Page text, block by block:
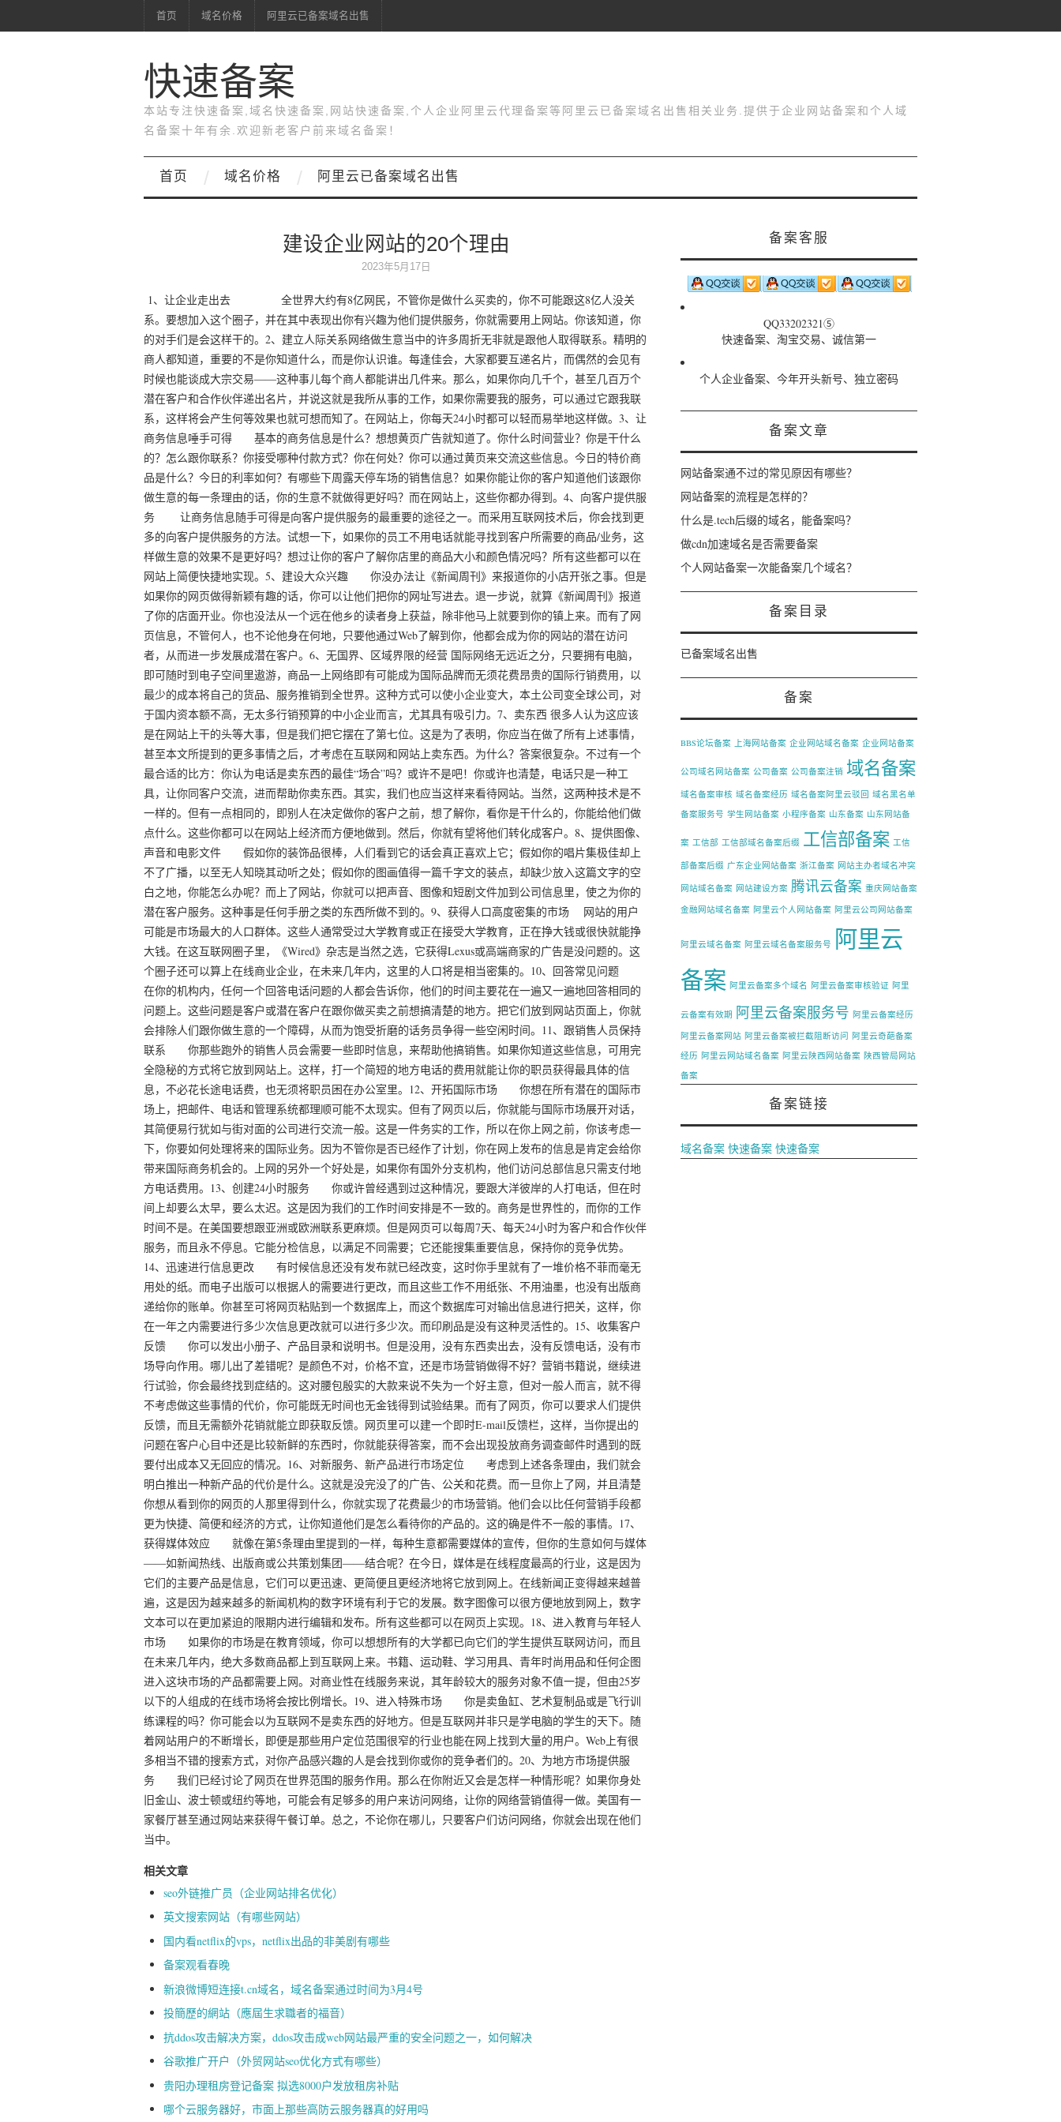
首页 域名价格 阿里云已备案域名出售
快速备案
本站专注快速备案,域名快速备案,网站快速备案,个人企业阿里云代理备案等阿里云已备案域名出售相关业务.提供于企业网站备案和个人域
名备案十年有余.欢迎新老客户前来域名备案！
首页 域名价格 阿里云已备案域名出售
建设企业网站的20个理由
2023年5月17日
1、让企业走出去 全世界大约有8亿网民，不管你是做什么买卖的，你不可能跟这8亿人没关
系。要想加入这个圈子，并在其中表现出你有兴趣为他们提供服务，你就需要用上网站。你该知道，你
的对手们是会这样干的。2、建立人际关系网络做生意当中的许多周折无非就是跟他人取得联系。精明的
商人都知道，重要的不是你知道什么，而是你认识谁。每逢佳会，大家都要互递名片，而偶然的会见有
时候也能谈成大宗交易――这种事儿每个商人都能讲出几件来。那么，如果你向几千个，甚至几百万个
潜在客户和合作伙伴递出名片，并说这就是我所从事的工作，如果你需要我的服务，可以通过它跟我联
系，这样将会产生何等效果也就可想而知了。在网站上，你每天24小时都可以轻而易举地这样做。3、让
商务信息唾手可得 基本的商务信息是什么？想想黄页广告就知道了。你什么时间营业？你是干什么
的？怎么跟你联系？你接受哪种付款方式？你在何处？你可以通过黄页来交流这些信息。今日的特价商
品是什么？今日的利率如何？有哪些下周露天停车场的销售信息？如果你能让你的客户知道他们该跟你
做生意的每一条理由的话，你的生意不就做得更好吗？而在网站上，这些你都办得到。4、向客户提供服
务 让商务信息随手可得是向客户提供服务的最重要的途径之一。而采用互联网技术后，你会找到更
多的向客户提供服务的方法。试想一下，如果你的员工不用电话就能寻找到客户所需要的商品/业务，这
样做生意的效果不是更好吗？想过让你的客户了解你店里的商品大小和颜色情况吗？所有这些都可以在
网站上简便快捷地实现。5、建设大众兴趣 你没办法让《新闻周刊》来报道你的小店开张之事。但是
如果你的网页做得新颖有趣的话，你可以让他们把你的网址写进去。退一步说，就算《新闻周刊》报道
了你的店面开业。你也没法从一个远在他乡的读者身上获益，除非他马上就要到你的镇上来。而有了网
页信息，不管何人，也不论他身在何地，只要他通过Web了解到你，他都会成为你的网站的潜在访问
者，从而进一步发展成潜在客户。6、无国界、区域界限的经营 国际网络无远近之分，只要拥有电脑，
即可随时到电子空间里遨游，商品一上网络即有可能成为国际品牌而无须花费昂贵的国际行销费用，以
最少的成本将自己的货品、服务推销到全世界。这种方式可以使小企业变大，本土公司变全球公司，对
于国内资本额不高，无太多行销预算的中小企业而言，尤其具有吸引力。7、卖东西 很多人认为这应该
是在网站上干的头等大事，但是我们把它摆在了第七位。这是为了表明，你应当在做了所有上述事情，
甚至本文所提到的更多事情之后，才考虑在互联网和网站上卖东西。为什么？答案很复杂。不过有一个
最合适的比方：你认为电话是卖东西的最佳“场合”吗？或许不是吧！你或许也清楚，电话只是一种工
具，让你同客户交流，进而帮助你卖东西。其实，我们也应当这样来看待网站。当然，这两种技术是不
一样的。但有一点相同的，即别人在决定做你的客户之前，想了解你，看你是干什么的，你能给他们做
点什么。这些你都可以在网站上经济而方便地做到。然后，你就有望将他们转化成客户。8、提供图像、
声音和电影文件 假如你的装饰品很棒，人们看到它的话会真正喜欢上它；假如你的唱片集极佳却上
不了广播，以至无人知晓其动听之处；假如你的图画值得一篇千字文的装点，却缺少放入这篇文字的空
白之地，你能怎么办呢？而上了网站，你就可以把声音、图像和短剧文件加到公司信息里，使之为你的
潜在客户服务。这种事是任何手册之类的东西所做不到的。9、获得人口高度密集的市场 网站的用户
可能是市场最大的人口群体。这些人通常受过大学教育或正在接受大学教育，正在挣大钱或很快就能挣
大钱。在这互联网圈子里，《Wired》杂志是当然之选，它获得Lexus或高端商家的广告是没问题的。这
个圈子还可以算上在线商业企业，在未来几年内，这里的人口将是相当密集的。10、回答常见问题
在你的机构内，任何一个回答电话问题的人都会告诉你，他们的时间主要花在一遍又一遍地回答相同的
问题上。这些问题是客户或潜在客户在跟你做买卖之前想搞清楚的地方。把它们放到网站页面上，你就
会排除人们跟你做生意的一个障碍，从而为饱受折磨的话务员争得一些空闲时间。11、跟销售人员保持
联系 你那些跑外的销售人员会需要一些即时信息，来帮助他搞销售。如果你知道这些信息，可用完
全隐秘的方式将它放到网站上。这样，打一个简短的地方电话的费用就能让你的职员获得最具体的信
息，不必花长途电话费，也无须将职员困在办公室里。12、开拓国际市场 你想在所有潜在的国际市
场上，把邮件、电话和管理系统都理顺可能不太现实。但有了网页以后，你就能与国际市场展开对话，
其简便易行犹如与街对面的公司进行交流一般。这是一件务实的工作，所以在你上网之前，你该考虑一
下，你要如何处理将来的国际业务。因为不管你是否已经作了计划，你在网上发布的信息是肯定会给你
带来国际商务机会的。上网的另外一个好处是，如果你有国外分支机构，他们访问总部信息只需支付地
方电话费用。13、创建24小时服务 你或许曾经遇到过这种情况，要跟大洋彼岸的人打电话，但在时
间上却要么太早，要么太迟。这是因为我们的工作时间安排是不一致的。商务是世界性的，而你的工作
时间不是。在美国要想跟亚洲或欧洲联系更麻烦。但是网页可以每周7天、每天24小时为客户和合作伙伴
服务，而且永不停息。它能分检信息，以满足不同需要；它还能搜集重要信息，保持你的竞争优势。
14、迅速进行信息更改 有时候信息还没有发布就已经改变，这时你手里就有了一堆价格不菲而毫无
用处的纸。而电子出版可以根据人的需要进行更改，而且这些工作不用纸张、不用油墨，也没有出版商
递给你的账单。你甚至可将网页粘贴到一个数据库上，而这个数据库可对输出信息进行把关，这样，你
在一年之内需要进行多少次信息更改就可以进行多少次。而印刷品是没有这种灵活性的。15、收集客户
反馈 你可以发出小册子、产品目录和说明书。但是没用，没有东西卖出去，没有反馈电话，没有市
场导向作用。哪儿出了差错呢？是颜色不对，价格不宜，还是市场营销做得不好？营销书籍说，继续进
行试验，你会最终找到症结的。这对腰包殷实的大款来说不失为一个好主意，但对一般人而言，就不得
不考虑做这些事情的代价，你可能既无时间也无金钱得到试验结果。而有了网页，你可以要求人们提供
反馈，而且无需额外花销就能立即获取反馈。网页里可以建一个即时E-mail反馈栏，这样，当你提出的
问题在客户心目中还是比较新鲜的东西时，你就能获得答案，而不会出现投放商务调查邮件时遇到的既
要付出成本又无回应的情况。16、对新服务、新产品进行市场定位 考虑到上述各条理由，我们就会
明白推出一种新产品的代价是什么。这就是没完没了的广告、公关和花费。而一旦你上了网，并且清楚
你想从看到你的网页的人那里得到什么，你就实现了花费最少的市场营销。他们会以比任何营销手段都
更为快捷、简便和经济的方式，让你知道他们是怎么看待你的产品的。这的确是件不一般的事情。17、
获得媒体效应 就像在第5条理由里提到的一样，每种生意都需要媒体的宣传，但你的生意如何与媒体
――如新闻热线、出版商或公共策划集团――结合呢？在今日，媒体是在线程度最高的行业，这是因为
它们的主要产品是信息，它们可以更迅速、更简便且更经济地将它放到网上。在线新闻正变得越来越普
遍，这是因为越来越多的新闻机构的数字环境有利于它的发展。数字图像可以很方便地放到网上，数字
文本可以在更加紧迫的限期内进行编辑和发布。所有这些都可以在网页上实现。18、进入教育与年轻人
市场 如果你的市场是在教育领域，你可以想想所有的大学都已向它们的学生提供互联网访问，而且
在未来几年内，绝大多数商品都上到互联网上来。书籍、运动鞋、学习用具、青年时尚用品和任何企图
进入这块市场的产品都需要上网。对商业性在线服务来说，其年龄较大的服务对象不值一提，但由25岁
以下的人组成的在线市场将会按比例增长。19、进入特殊市场 你是卖鱼缸、艺术复制品或是飞行训
练课程的吗？你可能会以为互联网不是卖东西的好地方。但是互联网并非只是学电脑的学生的天下。随
着网站用户的不断增长，即便是那些用户定位范围很窄的行业也能在网上找到大量的用户。Web上有很
多相当不错的搜索方式，对你产品感兴趣的人是会找到你或你的竞争者们的。20、为地方市场提供服
务 我们已经讨论了网页在世界范围的服务作用。那么在你附近又会是怎样一种情形呢？如果你身处
旧金山、波士顿或纽约等地，可能会有足够多的用户来访问网络，让你的网络营销值得一做。美国有一
家餐厅甚至通过网站来获得午餐订单。总之，不论你在哪儿，只要客户们访问网络，你就会出现在他们
当中。
相关文章
seo外链推广员（企业网站排名优化）
英文搜索网站（有哪些网站）
国内看netflix的vps，netflix出品的非美剧有哪些
备案观看春晚
新浪微博短连接t.cn域名，域名备案通过时间为3月4号
投簡歷的網站（應屆生求職者的福音）
抗ddos攻击解决方案，ddos攻击成web网站最严重的安全问题之一，如何解决
谷歌推广开户（外贸网站seo优化方式有哪些）
贵阳办理租房登记备案 拟选8000户发放租房补贴
哪个云服务器好，市面上那些高防云服务器真的好用吗
备案客服
QQ33202321⑤
快速备案、淘宝交易、诚信第一
个人企业备案、今年开头新号、独立密码
备案文章
网站备案通不过的常见原因有哪些？
网站备案的流程是怎样的？
什么是.tech后缀的域名，能备案吗？
做cdn加速域名是否需要备案
个人网站备案一次能备案几个域名？
备案目录
已备案域名出售
备案
BBS论坛备案 上海网站备案 企业网站域名备案 企业网站备案
公司域名网站备案 公司备案 公司备案注销 域名备案
域名备案审核 域名备案经历 域名备案阿里云驳回 域名黑名单
备案服务号 学生网站备案 小程序备案 山东备案 山东网站备
案 工信部 工信部域名备案后缀 工信部备案 工信
部备案后缀 广东企业网站备案 浙江备案 网站主办者域名冲突
网站域名备案 网站建设方案 腾讯云备案 重庆网站备案
金融网站域名备案 阿里云个人网站备案 阿里云公司网站备案
阿里云域名备案 阿里云域名备案服务号 阿里云
备案 阿里云备案多个域名 阿里云备案审核验证 阿里
云备案有效期 阿里云备案服务号 阿里云备案经历
阿里云备案网站 阿里云备案被拦截阻断访问 阿里云奇葩备案
经历 阿里云网站域名备案 阿里云陕西网站备案 陕西管局网站
备案
备案链接
域名备案 快速备案 快速备案